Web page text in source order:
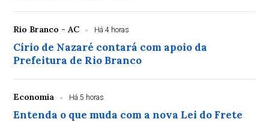
Rio Branco - AC Há 4 horas
Círio de Nazaré contará com apoio da
Prefeitura de Rio Branco
Economia Há 5 horas
Entenda o que muda com a nova Lei do Frete